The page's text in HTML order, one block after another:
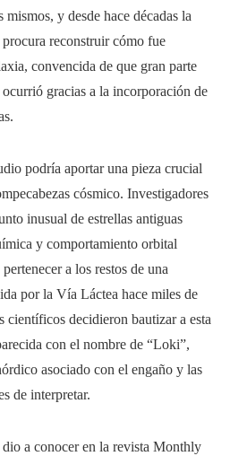
y desde hace décadas la
reconstruir cómo fue
convencida de que gran parte
gracias a la incorporación de
podría aportar una pieza crucial
cósmico. Investigadores
inusual de estrellas antiguas
y comportamiento orbital
a los restos de una
por la Vía Láctea hace miles de
científicos decidieron bautizar a esta
con el nombre de “Loki”,
asociado con el engaño y las
de interpretar.
a conocer en la revista Monthly